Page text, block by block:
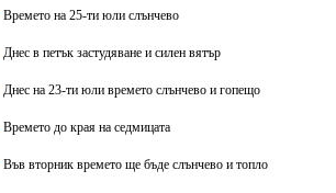
Времето на 25-ти юли слънчево
Днес в петък застудяване и силен вятър
Днес на 23-ти юли времето слънчево и гопещо
Времето до края на седмицата
Във вторник времето ще бъде слънчево и топло